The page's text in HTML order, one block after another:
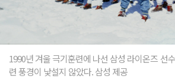
1990년 겨울 극기훈련에 나선 삼성 라이온즈 선
련 풍경이 낯설지 않았다. 삼성 제공